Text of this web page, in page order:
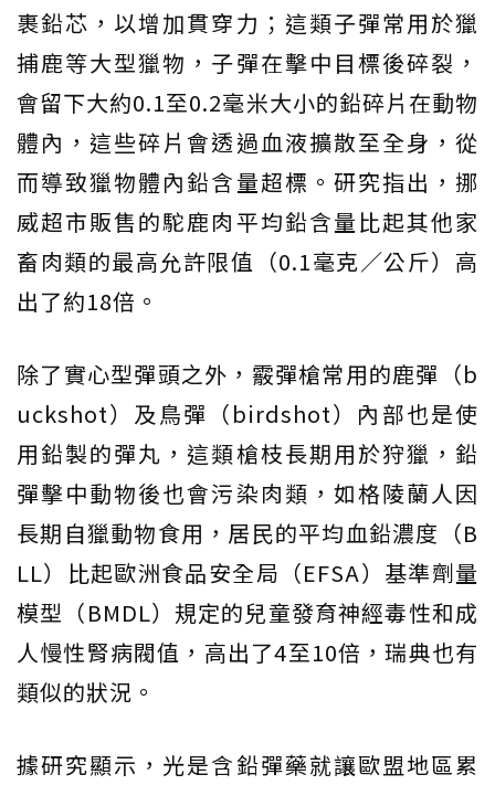
裹鉛芯，以增加貫穿力；這類子彈常用於獵
捕鹿等大型獵物，子彈在擊中目標後碎裂，
會留下大約0.1至0.2毫米大小的鉛碎片在動物
體內，這些碎片會透過血液擴散至全身，從
而導致獵物體內鉛含量超標。研究指出，挪
威超市販售的駝鹿肉平均鉛含量比起其他家
畜肉類的最高允許限值（0.1毫克／公斤）高
出了約18倍。
除了實心型彈頭之外，霰彈槍常用的鹿彈（b
uckshot）及鳥彈（birdshot）內部也是使
用鉛製的彈丸，這類槍枝長期用於狩獵，鉛
彈擊中動物後也會污染肉類，如格陵蘭人因
長期自獵動物食用，居民的平均血鉛濃度（B
LL）比起歐洲食品安全局（EFSA）基準劑量
模型（BMDL）規定的兒童發育神經毒性和成
人慢性腎病閥值，高出了4至10倍，瑞典也有
類似的狀況。
據研究顯示，光是含鉛彈藥就讓歐盟地區累